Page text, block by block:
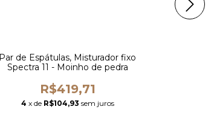
Par de Espátulas, Misturador fixo
Spectra 11 - Moinho de pedra
R$419,71
4 x de R$104,93 sem juros